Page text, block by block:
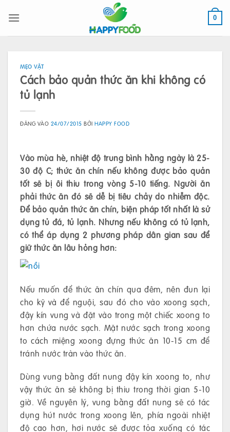
qua
0
MẸO VẶT
Cách bảo quản thức ăn khi không có
tủ lạnh
ĐĂNG VÀO 24/07/2015 BỞIHAPPY FOOD
Vào mùa hè, nhiệt độ trung bình hằng ngày là 25-
30 độ C; thức ăn chín nếu không được bảo quản
tốt sẽ bị ôi thiu trong vòng 5-10 tiếng. Người ăn
phải thức ăn đó sẽ dễ bị tiêu chảy do nhiễm độc.
Để bảo quản thức ăn chín, biện pháp tốt nhất là sử
dụng tủ đá, tủ lạnh. Nhưng nếu không có tủ lạnh,
có thể áp dụng 2 phương pháp dân gian sau để
giữ thức ăn lâu hỏng hơn:
Nếu muốn để thức ăn chín qua đêm, nên đun lại
cho kỹ và để nguội, sau đó cho vào xoong sạch,
đậy kín vung và đặt vào trong một chiếc xoong to
hơn chứa nước sạch. Mặt nước sạch trong xoong
to cách miệng xoong đựng thức ăn 10-15 cm để
tránh nước tràn vào thức ăn.
Dùng vung bằng đất nung đậy kín xoong to, như
vậy thức ăn sẽ không bị thiu trong thời gian 5-10
giờ. Về nguyên lý, vung bằng đất nung sẽ có tác
dụng hút nước trong xoong lên, phía ngoài nhiệt
độ cao hơn, hơi nước sẽ được tỏa xuống có tác